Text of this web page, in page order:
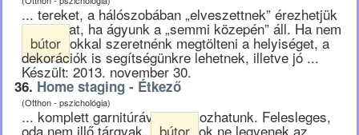
... tereket, a hálószobában „elveszettnek” érezhetjük
magunkat, ha ágyunk a „semmi közepén” áll. Ha nem
bútor okkal szeretnénk megtölteni a helyiséget, a
dekorációk is segítségünkre lehetnek, illetve jó ...
Készült: 2013. november 30.
36. Home staging - Étkező
(Otthon - pszichológia)
... komplett garnitúrával találkozhatunk. Felesleges,
oda nem illő tárgyak, bútor ok ne legyenek az